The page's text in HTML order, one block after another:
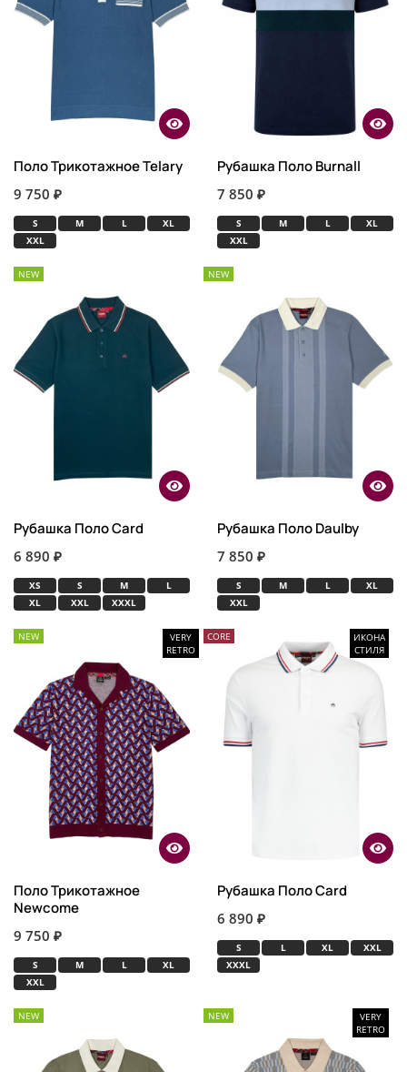
Поло Трикотажное Telary
9 750 ₽
S M L
XL
XXL
Рубашка Поло Burnall
7 850 ₽
S M L
XL
XXL
NEW
Рубашка Поло Card
6 890 ₽
XS S M
L
XL
XXL XXXL
NEW
Рубашка Поло Daulby
7 850 ₽
S M L
XL
XXL
NEW
VERY
RETRO
Поло Трикотажное
Newcome
9 750 ₽
S M L
XL
XXL
CORE
ИКОНА
СТИЛЯ
Рубашка Поло Card
6 890 ₽
S L XL
XXL
XXXL
NEW NEW
VERY
RETRO